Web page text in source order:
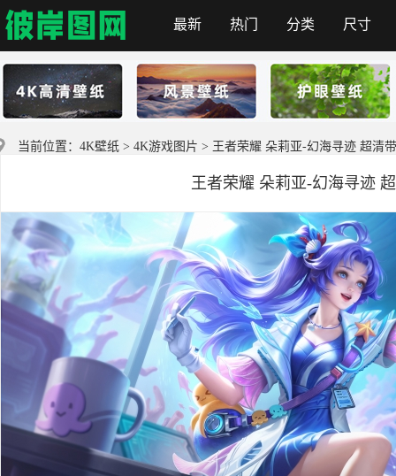
彼岸图网
最新 热门 分类 尺寸
当前位置： 4K壁纸 > 4K游戏图片 > 王者荣耀 朵莉亚-幻海寻迹 超清
王者荣耀 朵莉亚-幻海寻迹